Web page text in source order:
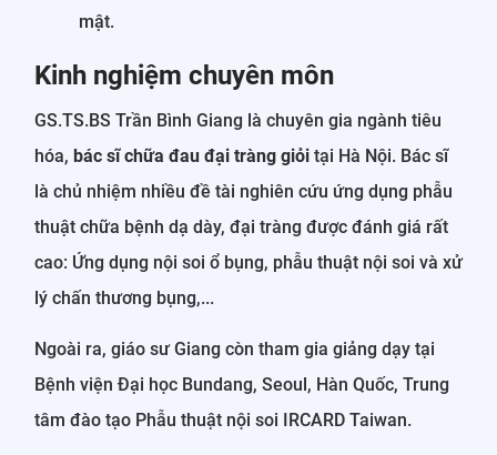
mật.
Kinh nghiệm chuyên môn
GS.TS.BS Trần Bình Giang là chuyên gia ngành tiêu
hóa, bác sĩ chữa đau đại tràng giỏi tại Hà Nội. Bác sĩ
là chủ nhiệm nhiều đề tài nghiên cứu ứng dụng phẫu
thuật chữa bệnh dạ dày, đại tràng được đánh giá rất
cao: Ứng dụng nội soi ổ bụng, phẫu thuật nội soi và xử
lý chấn thương bụng,...
Ngoài ra, giáo sư Giang còn tham gia giảng dạy tại
Bệnh viện Đại học Bundang, Seoul, Hàn Quốc, Trung
tâm đào tạo Phẫu thuật nội soi IRCARD Taiwan.